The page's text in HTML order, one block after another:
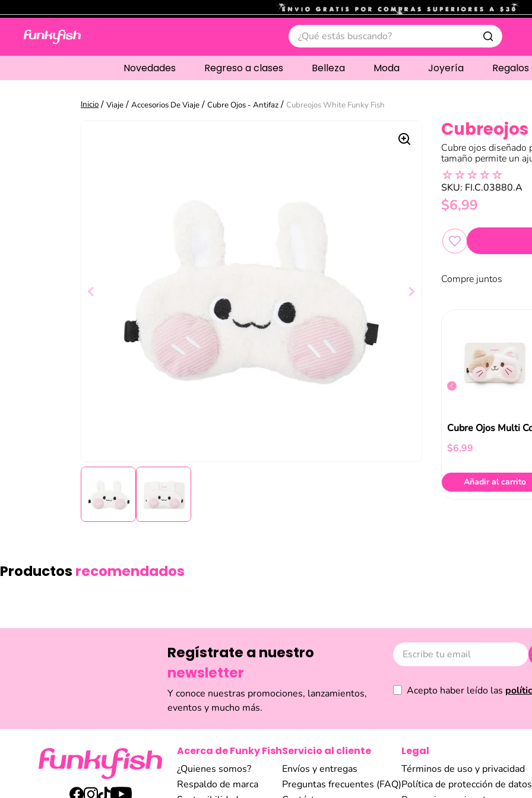
.
¿Qué estás buscando?
Novedades Regreso a clases Belleza Moda Joyería Regalos
Viaje Accesorios De Viaje Cubre Ojos - Antifaz Cubreojos White Funky Fish
Cubre ojos diseñado
tamaño permite un
☆☆☆☆☆
SKU: FI.C.03880.A
$6,99
Compre juntos
Cubre Ojos Funky Fish Cafe
$6,99
$6,99
$6,99
Añadir al carrito
Productos recomendados
Regístrate a nuestro
newsletter
Y conoce nuestras promociones, lanzamientos,
eventos y mucho más.
Acepto haber leído las
Acerca de Funky Fish
¿Quienes somos?
Respaldo de marca
Servicio al cliente
Envíos y entregas
Preguntas frecuentes (FAQ)
Legal
Términos de uso y privacidad
Política de protección de datos